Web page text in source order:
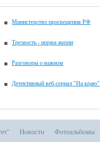
Министерство просвещения РФ
Трезвость - норма жизни
Разговоры о важном
Детективный веб-сериал "На краю"
Новости Фотоальбомы